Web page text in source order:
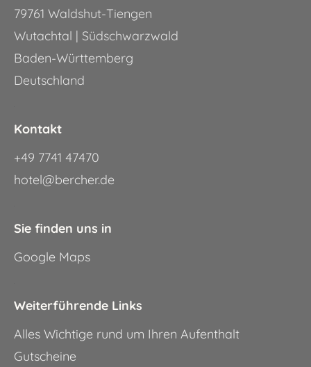
79761 Waldshut-Tiengen
Wutachtal | Südschwarzwald
Baden-Württemberg
Deutschland
Kontakt
+49 7741 47470
hotel@bercher.de
Sie finden uns in
Google Maps
Weiterführende Links
Alles Wichtige rund um Ihren Aufenthalt
Gutscheine